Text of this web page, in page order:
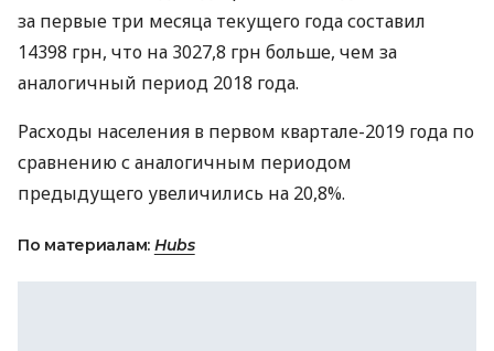
за первые три месяца текущего года составил
14398 грн, что на 3027,8 грн больше, чем за
аналогичный период 2018 года.
Расходы населения в первом квартале-2019 года по
сравнению с аналогичным периодом
предыдущего увеличились на 20,8%.
По материалам: Hubs